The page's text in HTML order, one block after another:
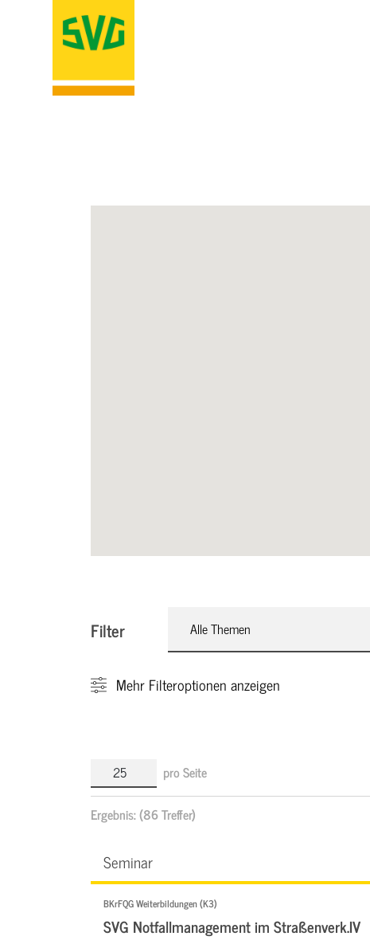
Filter Alle Themen
Mehr Filteroptionen anzeigen
pro Seite
Ergebnis:(86 Treffer)
Seminar
BKrFQG Weiterbildungen (K3)
SVG Notfallmanagement im Straßenverk.IV